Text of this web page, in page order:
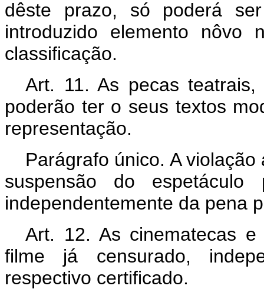
dêste prazo, só poderá
introduzido elemento nôvo
classificação.
Art. 11. As pecas
poderão ter o seus textos
representação.
Parágrafo único. A
suspensão do
independentemente da pena
Art. 12. As cinematecas e
filme já censurado,
respectivo certificado.